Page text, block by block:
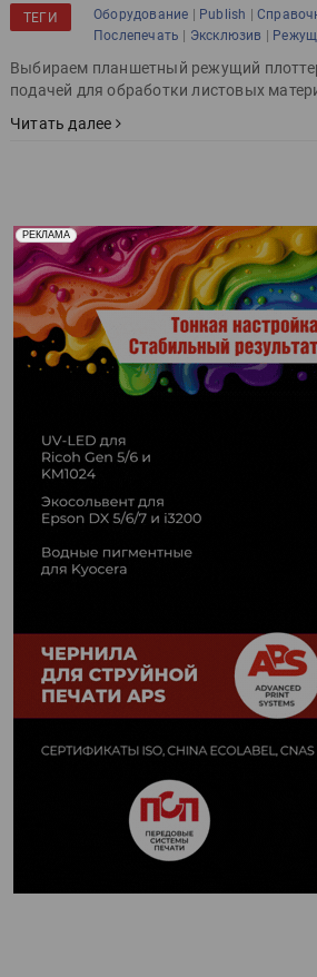
ТЕГИ Оборудование | Publish |
Послепечать | Эксклюзив |
Выбираем планшетный режущий
подачей для обработки листовых
Читать далее
РЕКЛАМА
Реклама. Рекламодатель ООО "Передовые
Печати" erid: 2SDnjd2d4Qz